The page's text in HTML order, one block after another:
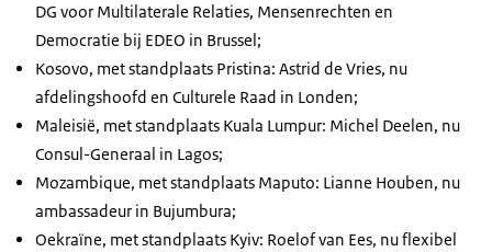
DG voor Multilaterale Relaties, Mensenrechten en
Democratie bij EDEO in Brussel;
Kosovo, met standplaats Pristina: Astrid de Vries, nu
afdelingshoofd en Culturele Raad in Londen;
Maleisië, met standplaats Kuala Lumpur: Michel Deelen, nu
Consul-Generaal in Lagos;
Mozambique, met standplaats Maputo: Lianne Houben, nu
ambassadeur in Bujumbura;
Oekraïne, met standplaats Kyiv: Roelof van Ees, nu flexibel